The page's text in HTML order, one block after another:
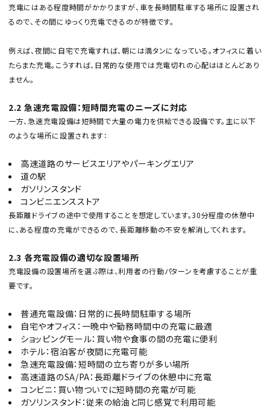
充電にはある程度時間がかかりますが、車を長時間駐車する場所に設置され
るので、その間にゆっくり充電できるのが特徴です。
例えば、夜間に自宅で充電すれば、朝には満タンになっている。オフィスに着い
たらまた充電。こうすれば、日常的な使用では充電切れの心配はほとんどあり
ません。
2.2 急速充電設備：短時間充電のニーズに対応
一方、急速充電設備は短時間で大量の電力を供給できる設備です。主に以下
のような場所に設置されます：
高速道路のサービスエリアやパーキングエリア
道の駅
ガソリンスタンド
コンビニエンスストア
長距離ドライブの途中で使用することを想定しています。30分程度の休憩中
に、ある程度の充電ができるので、長距離移動の不安を解消してくれます。
2.3 各充電設備の適切な設置場所
充電設備の設置場所を選ぶ際は、利用者の行動パターンを考慮することが重
要です。
普通充電設備：日常的に長時間駐車する場所
自宅やオフィス：一晩中や勤務時間中の充電に最適
ショッピングモール：買い物や食事の間の充電に便利
ホテル：宿泊客が夜間に充電可能
急速充電設備：短時間の立ち寄りが多い場所
高速道路のSA/PA：長距離ドライブの休憩中に充電
コンビニ：買い物ついでに短時間の充電が可能
ガソリンスタンド：従来の給油と同じ感覚で利用可能